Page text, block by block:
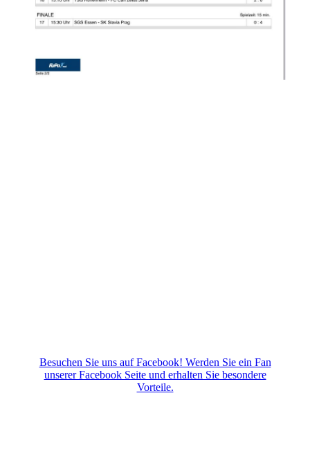
Besuchen Sie uns auf Facebook! Werden Sie ein Fan
unserer Facebook Seite und erhalten Sie besondere
Vorteile.